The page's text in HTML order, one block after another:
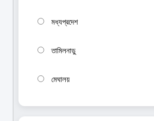
মধ্যপ্রদেশ
তামিলনাড়ু
মেঘালয়